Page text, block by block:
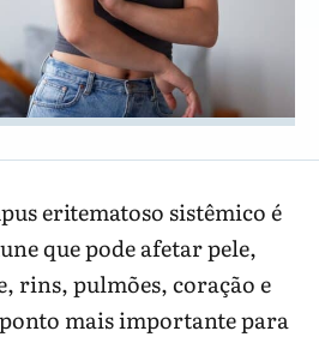
eritematoso sistêmico é
que pode afetar pele,
rins, pulmões, coração e
mais importante para